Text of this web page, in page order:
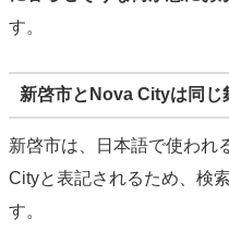
す。
新啓市とNova Cityは同じ
新啓市は、日本語で使われ
Cityと表記されるため、検
す。